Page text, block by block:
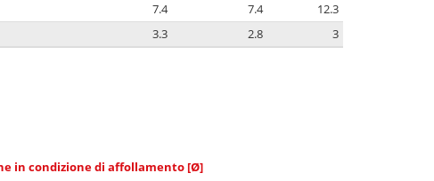
7.4 7.4
12.3
3.3 2.8 3
in condizione di affollamento [Ø]